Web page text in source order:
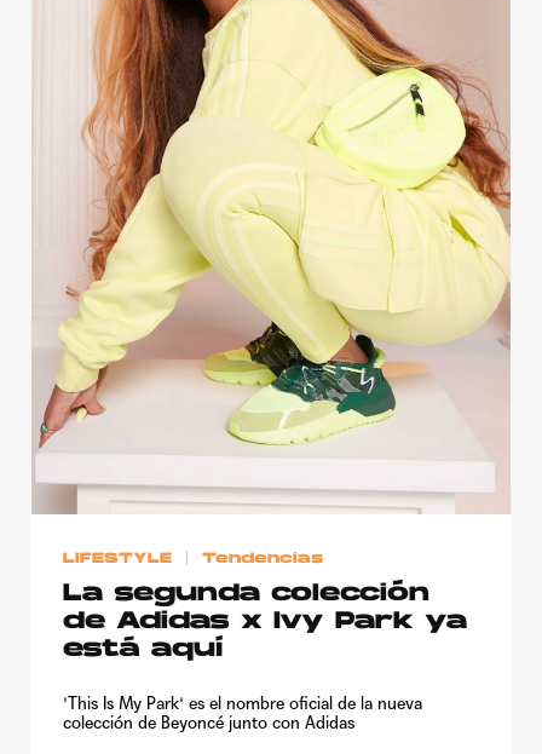
LIFESTYLE Tendencias
La segunda colección
de Adidas x Ivy Park ya
está aquí
'This Is My Park' es el nombre oficial de la nueva
colección de Beyoncé junto con Adidas